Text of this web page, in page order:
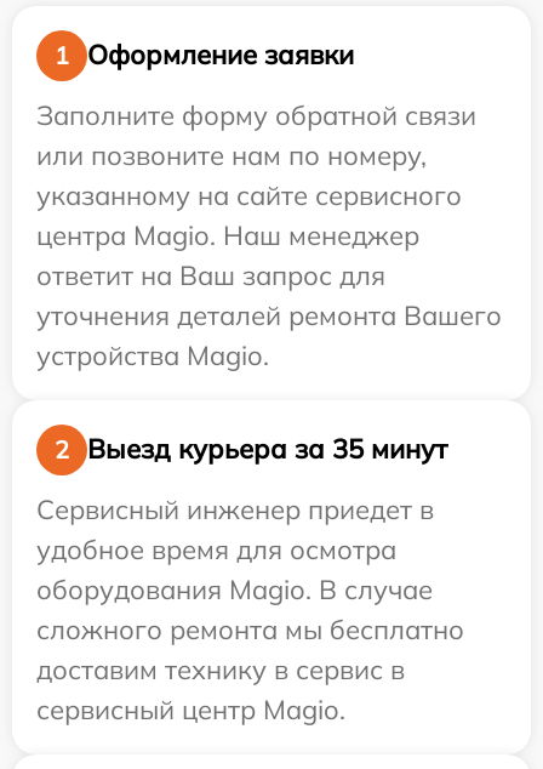
1
Оформление заявки
Заполните форму обратной связи
или позвоните нам по номеру,
указанному на сайте сервисного
центра Magio. Наш менеджер
ответит на Ваш запрос для
уточнения деталей ремонта Вашего
устройства Magio.
2
Выезд курьера за 35 минут
Сервисный инженер приедет в
удобное время для осмотра
оборудования Magio. В случае
сложного ремонта мы бесплатно
доставим технику в сервис в
сервисный центр Magio.